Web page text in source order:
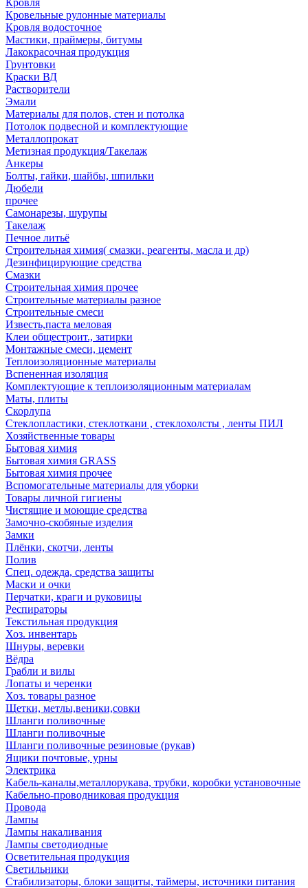
Кровля
Кровельные рулонные материалы
Кровля водосточное
Мастики, праймеры, битумы
Лакокрасочная продукция
Грунтовки
Краски ВД
Растворители
Эмали
Материалы для полов, стен и потолка
Потолок подвесной и комплектующие
Металлопрокат
Метизная продукция/Такелаж
Анкеры
Болты, гайки, шайбы, шпильки
Дюбели
прочее
Самонарезы, шурупы
Такелаж
Печное литьё
Строительная химия( смазки, реагенты, масла и др)
Дезинфицирующие средства
Смазки
Строительная химия прочее
Строительные материалы разное
Строительные смеси
Известь,паста меловая
Клеи общестроит., затирки
Монтажные смеси, цемент
Теплоизоляционные материалы
Вспененная изоляция
Комплектующие к теплоизоляционным материалам
Маты, плиты
Скорлупа
Стеклопластики, стеклоткани , стеклохолсты , ленты ПИЛ
Хозяйственные товары
Бытовая химия
Бытовая химия GRASS
Бытовая химия прочее
Вспомогательные материалы для уборки
Товары личной гигиены
Чистящие и моющие средства
Замочно-скобяные изделия
Замки
Плёнки, скотчи, ленты
Полив
Спец. одежда, средства защиты
Маски и очки
Перчатки, краги и руковицы
Респираторы
Текстильная продукция
Хоз. инвентарь
Шнуры, веревки
Вёдра
Грабли и вилы
Лопаты и черенки
Хоз. товары разное
Щетки, метлы,веники,совки
Шланги поливочные
Шланги поливочные
Шланги поливочные резиновые (рукав)
Ящики почтовые, урны
Электрика
Кабель-каналы,металлорукава, трубки, коробки установочные
Кабельно-проводниковая продукция
Провода
Лампы
Лампы накаливания
Лампы светодиодные
Осветительная продукция
Светильники
Стабилизаторы, блоки защиты, таймеры, источники питания